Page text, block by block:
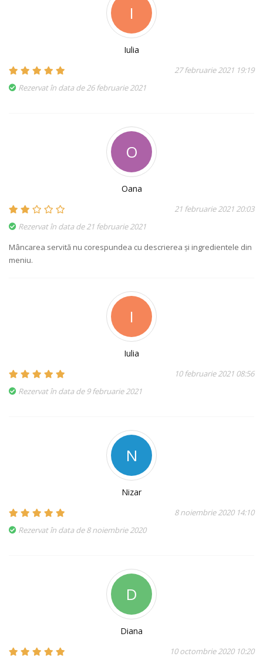
I
Iulia
27 februarie 2021 19:19
Rezervat în data de 26 februarie 2021
O
Oana
21 februarie 2021 20:03
Rezervat în data de 21 februarie 2021
Mâncarea servită nu corespundea cu descrierea și ingredientele din
meniu.
I
Iulia
10 februarie 2021 08:56
Rezervat în data de 9 februarie 2021
N
Nizar
8 noiembrie 2020 14:10
Rezervat în data de 8 noiembrie 2020
D
Diana
10 octombrie 2020 10:20